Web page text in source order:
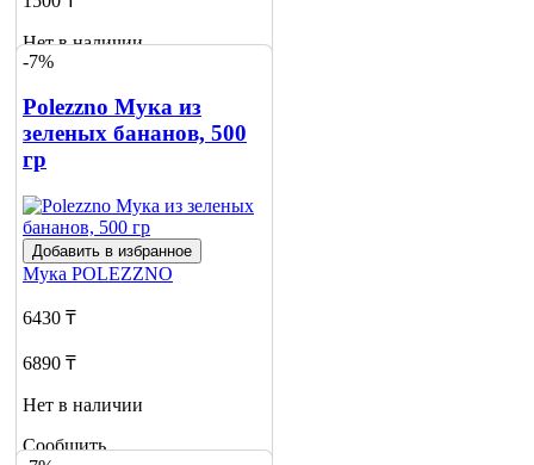
Нет в наличии
о наличии
-7%
Polezzno Мука из
зеленых бананов, 500
гр
Добавить в избранное
Мука POLEZZNO
6430 ₸
6890 ₸
Нет в наличии
Сообщить